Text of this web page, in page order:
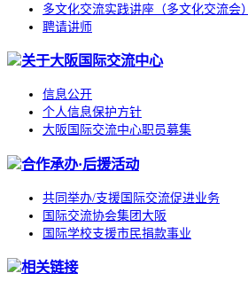
多文化交流实践讲座（多文化交流会）
聘请讲师
关于大阪国际交流中心
信息公开
个人信息保护方针
大阪国际交流中心职员募集
合作承办·后援活动
共同举办/支援国际交流促进业务
国际交流协会集团大阪
国际学校支援市民捐款事业
相关链接